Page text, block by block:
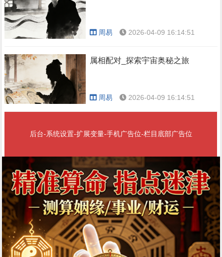
周易 2026-04-09 16:14:51
属相配对_探索宇宙奥秘之旅
周易 2026-04-09 16:14:51
后台-系统设置-扩展变量-手机广告位-栏目底部广告位